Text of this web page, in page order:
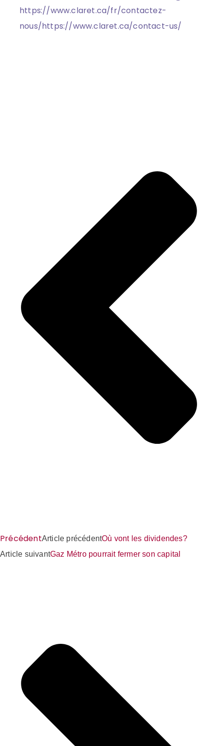
https://www.claret.ca/fr/contactez-
nous/https://www.claret.ca/contact-us/
PrécédentArticle précédentOù vont les dividendes?
Article suivantGaz Métro pourrait fermer son capital